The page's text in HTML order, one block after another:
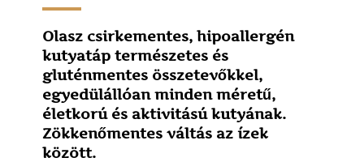
Olasz csirkementes, hipoallergén
kutyatáp természetes és
gluténmentes összetevőkkel,
egyedülállóan minden méretű,
életkorú és aktivitású kutyának.
Zökkenőmentes váltás az ízek
között.